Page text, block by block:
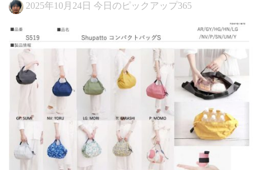
ン
2025年10月24日 今日のピックアップ365